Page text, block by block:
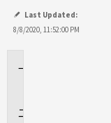
Last Updated:
8/8/2020, 11:52:00 PM